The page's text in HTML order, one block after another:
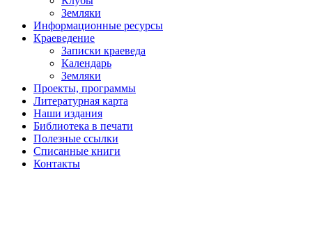
Земляки
Информационные ресурсы
Краеведение
Записки краеведа
Календарь
Земляки
Проекты, программы
Литературная карта
Наши издания
Библиотека в печати
Полезные ссылки
Списанные книги
Контакты